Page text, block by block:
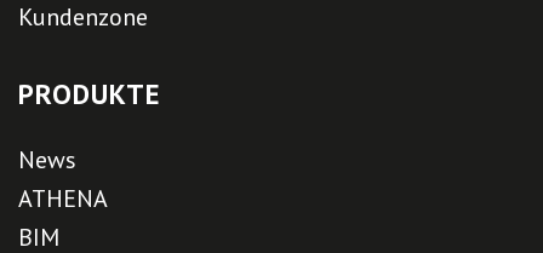
Kundenzone
PRODUKTE
News
ATHENA
BIM